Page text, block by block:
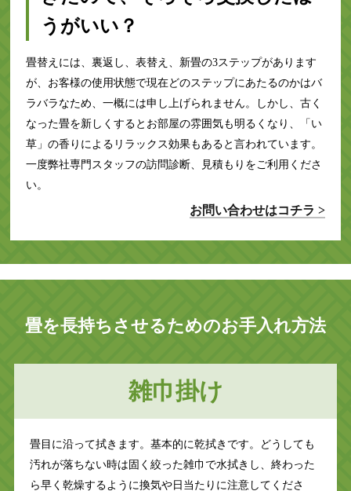
うがいい？
畳替えには、裏返し、表替え、新畳の3ステップがあります
が、お客様の使用状態で現在どのステップにあたるのかはバ
ラバラなため、一概には申し上げられません。しかし、古く
なった畳を新しくするとお部屋の雰囲気も明るくなり、「い
草」の香りによるリラックス効果もあると言われています。
一度弊社専門スタッフの訪問診断、見積もりをご利用くださ
い。
お問い合わせはコチラ >
畳を長持ちさせるためのお手入れ方法
雑巾掛け
畳目に沿って拭きます。基本的に乾拭きです。どうしても
汚れが落ちない時は固く絞った雑巾で水拭きし、終わった
ら早く乾燥するように換気や日当たりに注意してくださ